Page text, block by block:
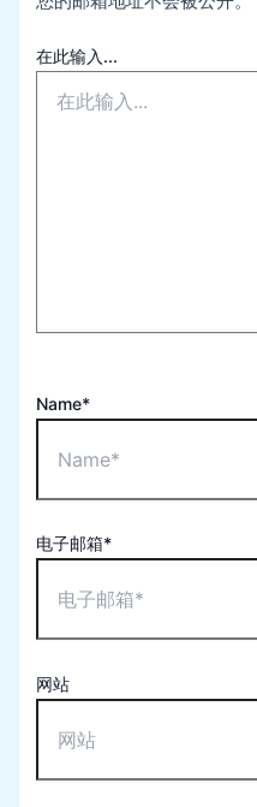
在此输入...
Name*
电子邮箱*
网站